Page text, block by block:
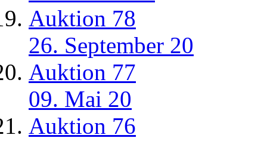
Auktion 78
26. September 20
Auktion 77
09. Mai 20
Auktion 76